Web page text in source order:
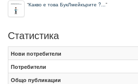
“Какво е това БукЛмейкърите ?...”
Статистика
Нови потребители
Потребители
Общо публикации